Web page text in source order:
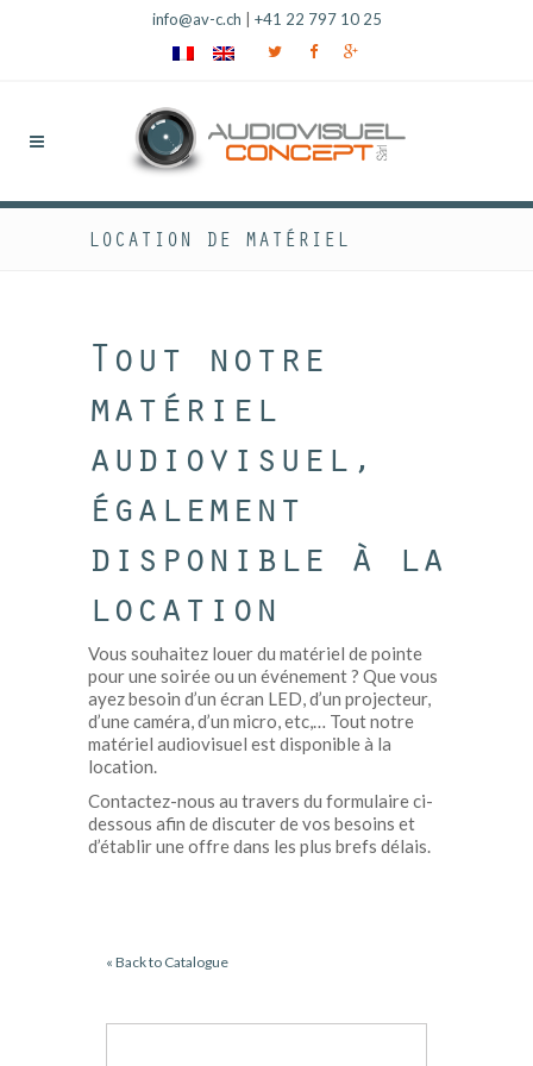
info@av-c.ch +41 22 797 10 25
LOCATION DE MATÉRIEL
Tout notre
matériel
audiovisuel,
également
disponible à la
location
Vous souhaitez louer du matériel de pointe
pour une soirée ou un événement ? Que vous
ayez besoin d’un écran LED, d’un projecteur,
d’une caméra, d’un micro, etc,… Tout notre
matériel audiovisuel est disponible à la
location.
Contactez-nous au travers du formulaire ci-
dessous afin de discuter de vos besoins et
d’établir une offre dans les plus brefs délais.
« Back to Catalogue